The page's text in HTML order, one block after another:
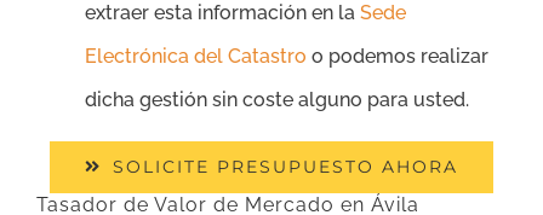
extraer esta información en la Sede
Electrónica del Catastro o podemos realizar
dicha gestión sin coste alguno para usted.
SOLICITE PRESUPUESTO AHORA
Tasador de Valor de Mercado en Ávila